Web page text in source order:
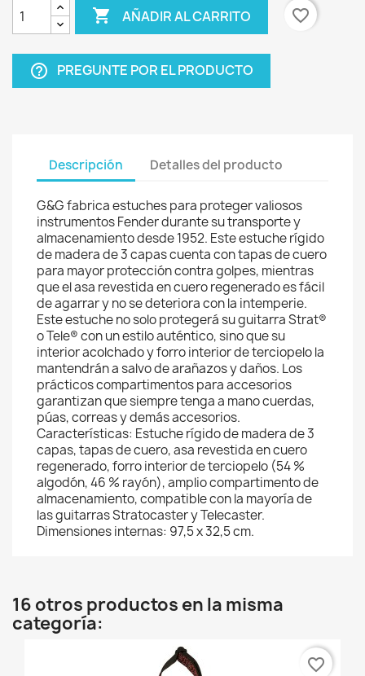
 AÑADIR AL CARRITO favorite_border
help_outline PREGUNTE POR EL PRODUCTO
Descripción Detalles del producto
G&G fabrica estuches para proteger valiosos
instrumentos Fender durante su transporte y
almacenamiento desde 1952. Este estuche rígido
de madera de 3 capas cuenta con tapas de cuero
para mayor protección contra golpes, mientras
que el asa revestida en cuero regenerado es fácil
de agarrar y no se deteriora con la intemperie.
Este estuche no solo protegerá su guitarra Strat®
o Tele® con un estilo auténtico, sino que su
interior acolchado y forro interior de terciopelo la
mantendrán a salvo de arañazos y daños. Los
prácticos compartimentos para accesorios
garantizan que siempre tenga a mano cuerdas,
púas, correas y demás accesorios.
Características: Estuche rígido de madera de 3
capas, tapas de cuero, asa revestida en cuero
regenerado, forro interior de terciopelo (54 %
algodón, 46 % rayón), amplio compartimento de
almacenamiento, compatible con la mayoría de
las guitarras Stratocaster y Telecaster.
Dimensiones internas: 97,5 x 32,5 cm.
16 otros productos en la misma
categoría:
favorite_border